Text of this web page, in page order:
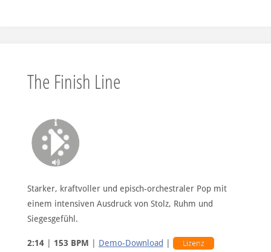
The Finish Line
Starker, kraftvoller und episch-orchestraler Pop mit
einem intensiven Ausdruck von Stolz, Ruhm und
Siegesgefühl.
2:14| 153 BPM Demo-Download Lizenz